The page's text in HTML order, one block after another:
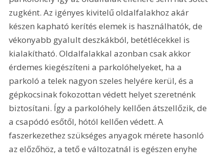
zugként. Az igényes kivitelű oldalfalakhoz akár
készen kapható kerítés elemek is használhatók, de
vékonyabb gyalult deszkákból, betétlécekkel is
kialakítható. Oldalfalakkal azonban csak akkor
érdemes kiegészíteni a parkolóhelyeket, ha a
parkoló a telek nagyon szeles helyére kerül, és a
gépkocsinak fokozottan védett helyet szeretnénk
biztosítani. Így a parkolóhely kellően átszellőzik, de
a csapódó esőtől, hótól kellően védett. A
faszerkezethez szükséges anyagok mérete hasonló
az előzőhöz, a tető e változatnál is egészen enyhe